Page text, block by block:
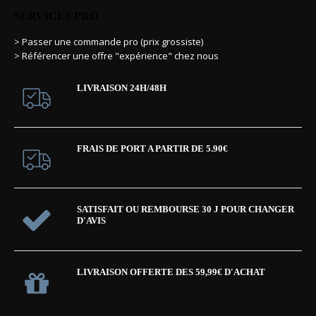
> Passer une commande pro (prix grossiste)
> Référencer une offre "expérience" chez nous
LIVRAISON 24H/48H
FRAIS DE PORT A PARTIR DE 5.90€
SATISFAIT OU REMBOURSE 30 J POUR CHANGER
D'AVIS
LIVRAISON OFFERTE DES 59,99€ D'ACHAT